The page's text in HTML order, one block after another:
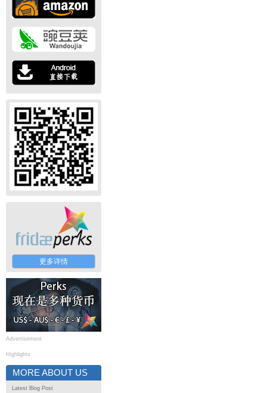
更多详情
Advertisement
Highlights
MORE ABOUT US
Latest Blog Post